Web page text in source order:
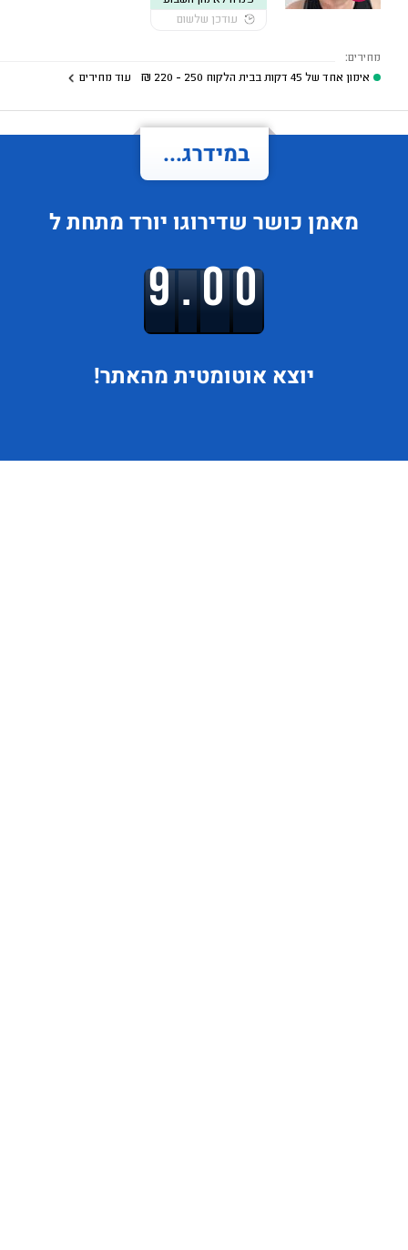
עודכן שלשום
מחירים:
אימון אחד של 45 דקות בבית הלקוח
250 - 220
₪ עוד מחירים
במידרג...
מאמן כושר שדירוגו יורד מתחת ל
9.00
יוצא אוטומטית מהאתר!